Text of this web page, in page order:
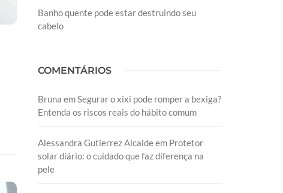
Banho quente pode estar destruindo seu
cabelo
COMENTÁRIOS
Bruna em Segurar o xixi pode romper a bexiga?
Entenda os riscos reais do hábito comum
Alessandra Gutierrez Alcaldeem Protetor
solar diário: o cuidado que faz diferença na
pele